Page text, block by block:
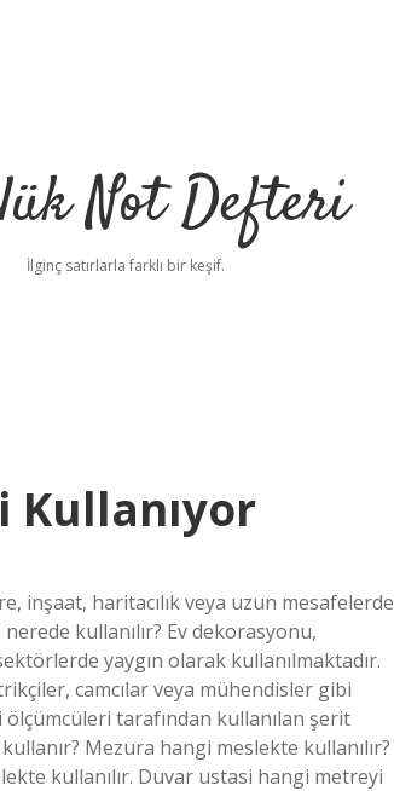
Not Defteri
İlginç satırlarla farklı bir keşif.
Kullanıyor
inşaat, haritacılık veya uzun mesafelerde
kullanılır? Ev dekorasyonu,
yaygın olarak kullanılmaktadır.
camcılar veya mühendisler gibi
tarafından kullanılan şerit
Mezura hangi meslekte kullanılır?
kullanılır. Duvar ustasi hangi metreyi